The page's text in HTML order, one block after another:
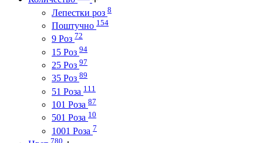
Лепестки роз 8
Поштучно 154
9 Роз 72
15 Роз 94
25 Роз 97
35 Роз 89
51 Роза 111
101 Роза 87
501 Роза 10
1001 Роза 7
780